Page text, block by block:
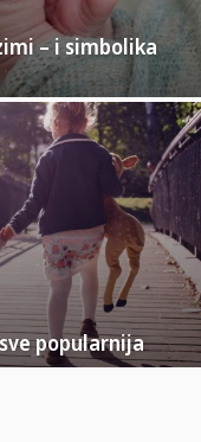
– i simbolika
popularnija